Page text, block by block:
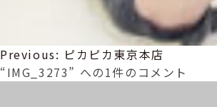
投
稿
Previous: ピカピカ東京本店
“IMG_3273” への1件のコメント